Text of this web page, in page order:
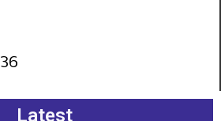
36
Latest